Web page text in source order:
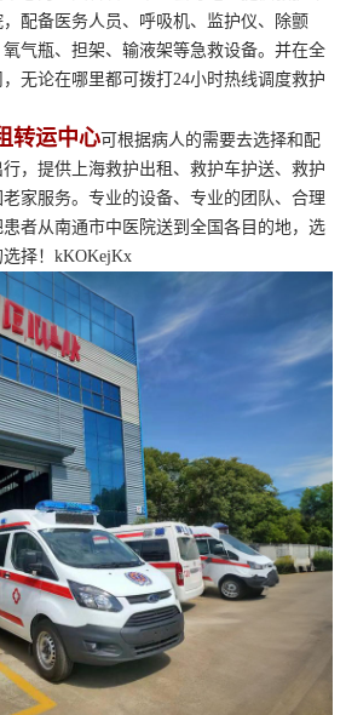
配备医务人员、呼吸机、监护仪、除颤
气瓶、担架、输液架等急救设备。并在全
无论在哪里都可拨打24小时热线调度救护
转运中心可根据病人的需要去选择和配
，提供上海救护出租、救护车护送、救护
家服务。专业的设备、专业的团队、合理
者从南通市中医院送到全国各目的地，选
择！kKOKejKx